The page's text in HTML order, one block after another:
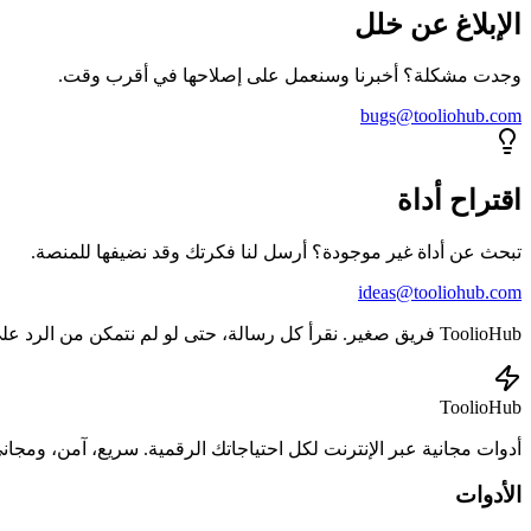
الإبلاغ عن خلل
وجدت مشكلة؟ أخبرنا وسنعمل على إصلاحها في أقرب وقت.
bugs@tooliohub.com
اقتراح أداة
تبحث عن أداة غير موجودة؟ أرسل لنا فكرتك وقد نضيفها للمنصة.
ideas@tooliohub.com
ToolioHub فريق صغير. نقرأ كل رسالة، حتى لو لم نتمكن من الرد على الجميع.
ToolioHub
أدوات مجانية عبر الإنترنت لكل احتياجاتك الرقمية. سريع، آمن،
الأدوات